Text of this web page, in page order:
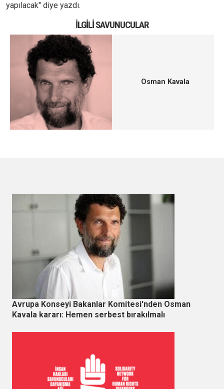
yapılacak" diye yazdı.
İLGILI SAVUNUCULAR
Osman Kavala
Avrupa Konseyi Bakanlar Komitesi'nden Osman
Kavala kararı: Hemen serbest bırakılmalı